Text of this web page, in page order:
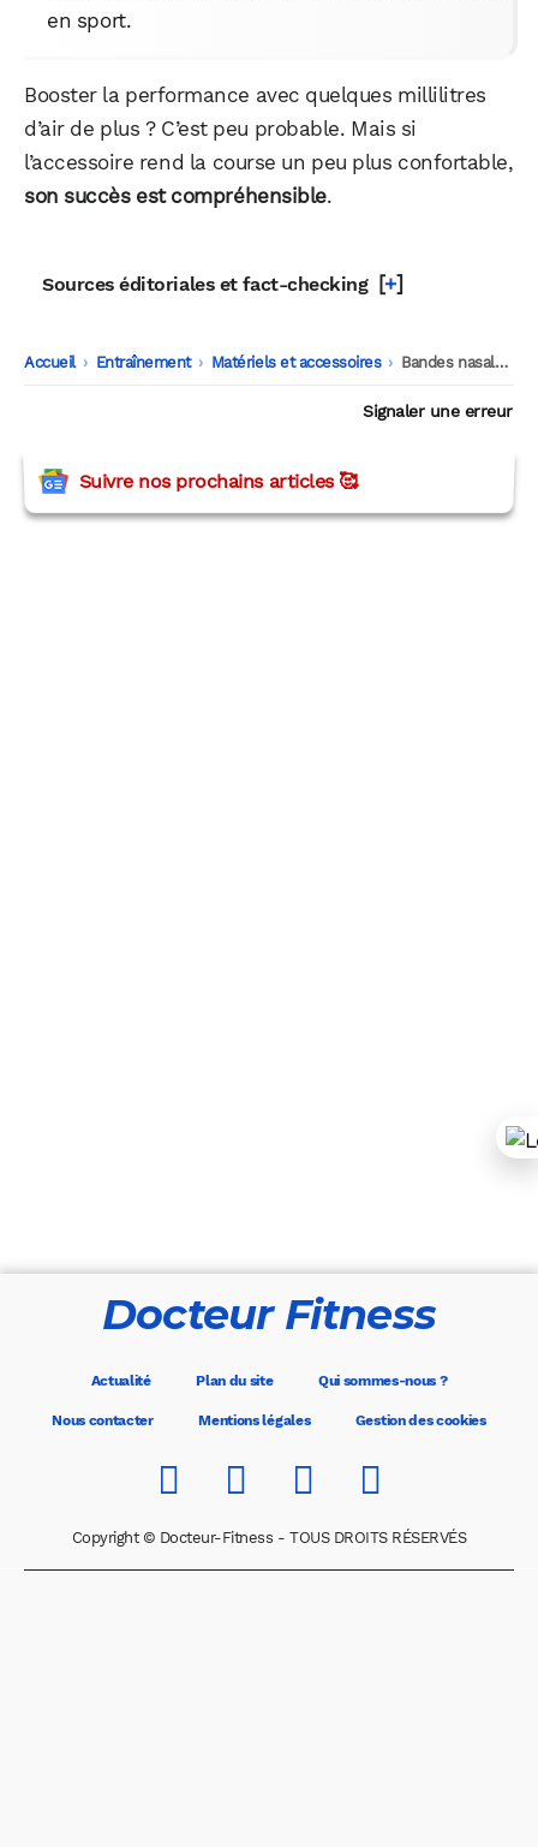
en sport.
Booster la performance avec quelques millilitres
d’air de plus ? C’est peu probable. Mais si
l’accessoire rend la course un peu plus confortable,
son succès est compréhensible.
Sources éditoriales et fact-checking [+]
Accueil -
Entraînement -
Matériels et accessoires -
Bandes nasales en running : gadget marketing ou vrai boost pour respirer mieux ?
Signaler une erreur
Suivre nos prochains articles 🥰
Docteur Fitness
Actualité Plan du site Qui sommes-nous ?
Nous contacter Mentions légales Gestion des cookies
Copyright © Docteur-Fitness - TOUS DROITS RÉSERVÉS